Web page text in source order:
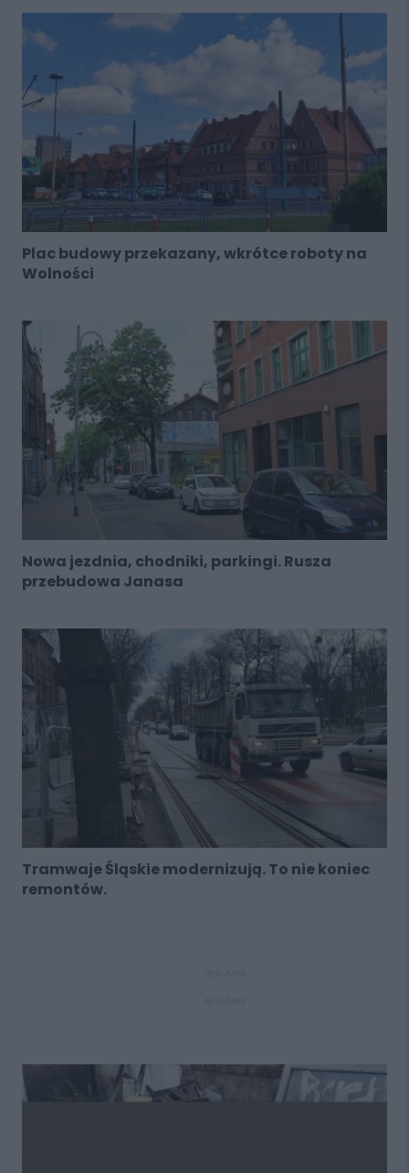
Plac budowy przekazany, wkrótce roboty na
Wolności
Nowa jezdnia, chodniki, parkingi. Rusza
przebudowa Janasa
Tramwaje Śląskie modernizują. To nie koniec
remontów.